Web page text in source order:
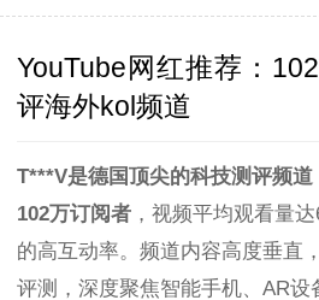
YouTube网红推荐：
评海外kol频道
T***V是德国顶尖的科技测评频道
102万订阅者 ，视频平均观看量
的高互动率。频道内容高度垂直
评测，深度聚焦智能手机、AR设